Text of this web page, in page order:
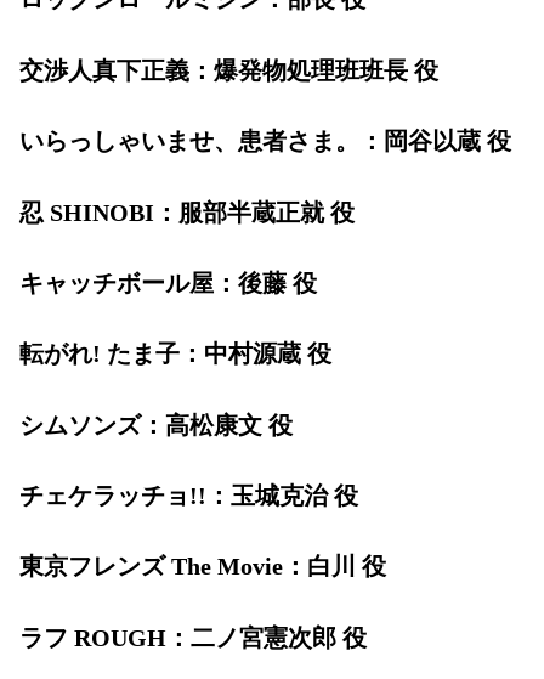
交渉人真下正義：爆発物処理班班長 役
いらっしゃいませ、患者さま。：岡谷以蔵 役
忍 SHINOBI：服部半蔵正就 役
キャッチボール屋：後藤 役
転がれ! たま子：中村源蔵 役
シムソンズ：高松康文 役
チェケラッチョ!!：玉城克治 役
東京フレンズ The Movie：白川 役
ラフ ROUGH：二ノ宮憲次郎 役